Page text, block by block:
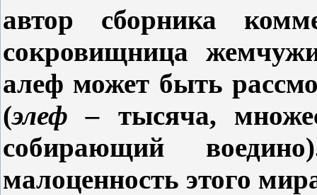
автор сборника
сокровищница
алеф может быть
(элеф – тысяча,
собирающий
малоценность этого